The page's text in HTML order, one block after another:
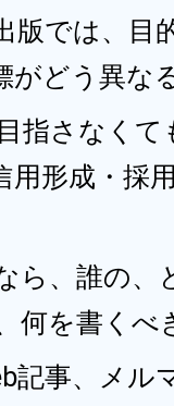
版では、目
がどう異な
指さなくて
用形成・採
ら、誰の、
何を書くべ
記事、メル